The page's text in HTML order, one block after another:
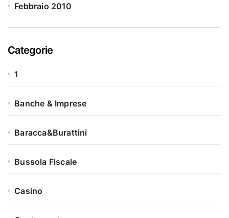
Febbraio 2010
Categorie
1
Banche & Imprese
Baracca&Burattini
Bussola Fiscale
Casino